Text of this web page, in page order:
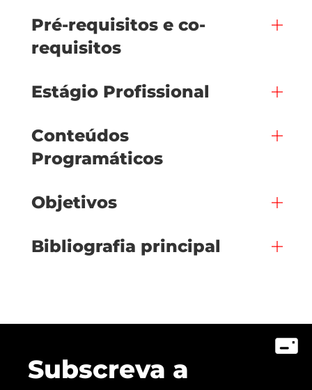
Pré-requisitos e co-
requisitos
Estágio Profissional
Conteúdos
Programáticos
Objetivos
Bibliografia principal
Subscreva a